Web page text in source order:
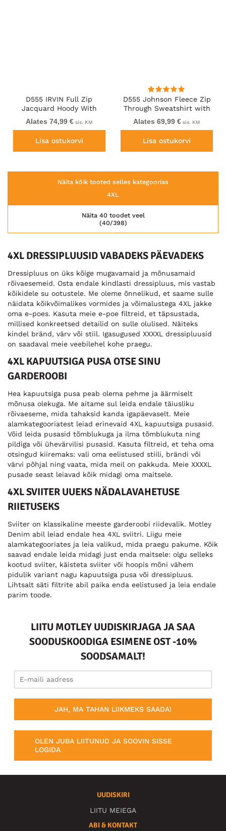
D555 IRVIN Full Zip
Jacquard Hoody With
Chest Embroidery Navy
Alates 74,99 €sis. KM
Lisa ostukorvi
D555 Johnson Fleece Zip
Through Sweatshirt with
Chest Embroidery
Alates 69,99 € sis. KM
Lisa ostukorvi
Näita kõik tooted selles kategoorias
4XL
(40/398)
Näita 40 toodet veel
4XL DRESSIPLUUSID VABADEKS PÄEVADEKS
Dressipluus on üks kõige mugavamaid ja mõnusamaid
rõivaesemeid. Osta endale kindlasti dressipluus, mis vastab
kõikidele su ootustele. Me oleme õnnelikud, et saame sulle
näidata kõikvõimalikes vormides ja võimalustega 4XL jakke
oma e-poes. Kasuta meie e-poe filtreid, et täpsustada,
millised konkreetsed detailid on sulle olulised. Näiteks
kindel bränd, värv või stiil. Igasugused XXXXL dressipluusid
on saadaval meie veebilehel kohe praegu.
4XL KAPUUTSIGA PUSA OTSE SINU
GARDEROOBI
Hea kapuutsiga pusa peab olema pehme ja äärmiselt
mõnusa olekuga. Me aitame sul leida endale täiusliku
rõivaeseme, mida tahaksid kanda igapäevaselt. Meie
alamkategooriatest leiad erinevaid 4XL kapuutsiga pusasid.
Võid leida pusasid tõmblukuga ja ilma tõmblukuta ning
pildiga või ühevärvilisi pusasid. Kasuta filtreid, et teha oma
otsingud kiiremaks: vali oma eelistused stiili, brändi või
värvi põhjal ning vaata, mida meil on pakkuda. Meie XXXXL
pusade seast leiavad kõik midagi oma maitsele.
4XL SVIITER UUEKS NÄDALAVAHETUSE
RIIETUSEKS
Sviiter on klassikaline meeste garderoobi riidevalik. Motley
Denim abil leiad endale hea 4XL sviitri. Liigu meie
alamkategooriates ja leia valikud, mida praegu pakume. Kõik
saavad endale leida midagi just enda maitsele: olgu selleks
kootud sviiter, käisteta sviiter või hoopis mõni vähem
pidulik variant nagu kapuutsiga pusa või dressipluus.
Lihtsalt säti filtrite abil paika enda eelistused ja leia endale
parim toode.
LIITU MOTLEY UUDISKIRJAGA JA SAA
SOODUSKOODIGA ESIMENE OST -10%
SOODSAMALT!
JAH, MA TAHAN LIIKMEKS SAADA!
OLEN JUBA LIITUNUD JA SOOVIN SISSE
LOGIDA
UUDISKIRI
LIITU MEIEGA
ABI & KONTAKT